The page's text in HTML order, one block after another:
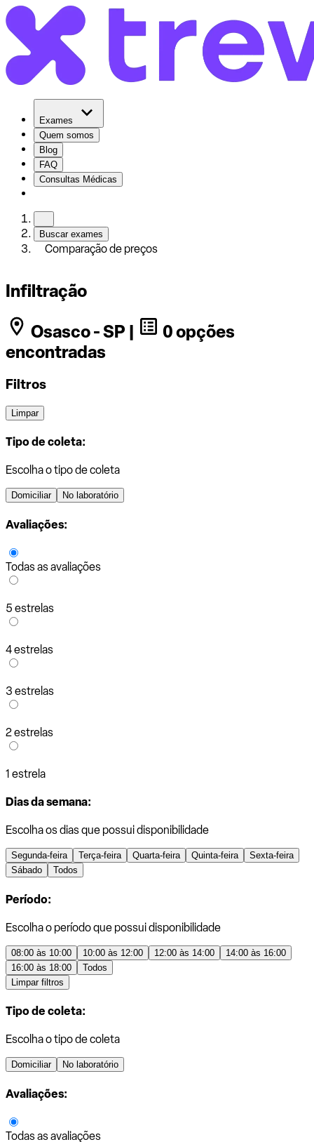
Exames
Quem somos
Blog
FAQ
Consultas Médicas
Buscar exames
Comparação de preços
Infiltração
Osasco - SP |
0 opções
encontradas
Filtros
Limpar
Tipo de coleta:
Escolha o tipo de coleta
Domiciliar No laboratório
Avaliações:
Todas as avaliações
5 estrelas
4 estrelas
3 estrelas
2 estrelas
1 estrela
Dias da semana:
Escolha os dias que possui disponibilidade
Segunda-feira Terça-feira Quarta-feira Quinta-feira
Sexta-feira
Sábado
Todos
Período:
Escolha o período que possui disponibilidade
08:00 às 10:00 10:00 às 12:00 12:00 às 14:00
14:00 às 16:00
16:00 às 18:00
Todos
Limpar filtros
Tipo de coleta:
Escolha o tipo de coleta
Domiciliar No laboratório
Avaliações:
Todas as avaliações